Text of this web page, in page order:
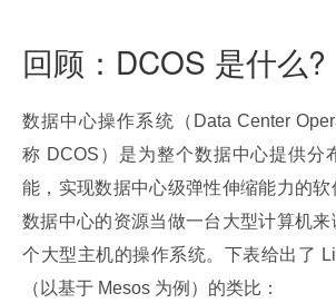
回顾：DCOS 是什么?
数据中心操作系统（Data Center
称 DCOS）是为整个数据中心提供分
能，实现数据中心级弹性伸缩能力的
数据中心的资源当做一台大型计算机
个大型主机的操作系统。下表给出了
（以基于 Mesos 为例）的类比：